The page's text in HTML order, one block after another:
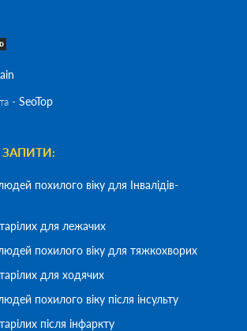
- SeoTop
ЗАПИТИ:
похилого віку для Інвалідів-
для лежачих
похилого віку для тяжкохворих
для ходячих
похилого віку після інсульту
після інфаркту